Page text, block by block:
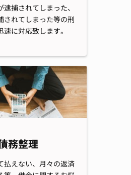
逮捕されてしまった、
されてしまった等の刑
に対応致します。
務整理
払えない、月々の返済